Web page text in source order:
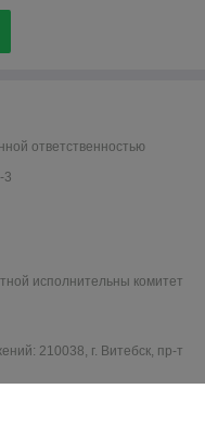
ответственностью
3
исполнительны комитет
210038, г. Витебск, пр-т